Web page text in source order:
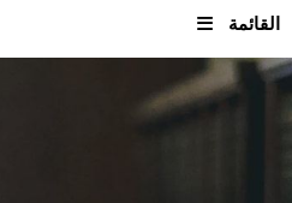
القائمة